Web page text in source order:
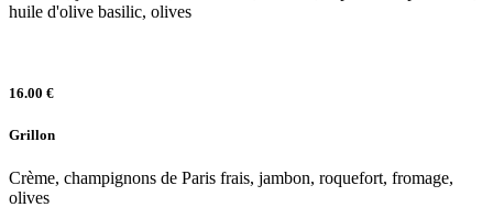
huile d'olive basilic, olives
16.00 €
Grillon
Crème, champignons de Paris frais, jambon, roquefort, fromage,
olives